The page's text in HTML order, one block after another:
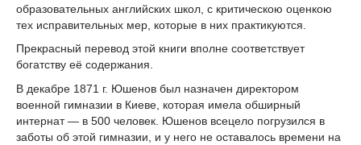
образовательных английских школ, с критическою оценкою
тех исправительных мер, которые в них практикуются.
Прекрасный перевод этой книги вполне соответствует
богатству её содержания.
В декабре 1871 г. Юшенов был назначен директором
военной гимназии в Киеве, которая имела обширный
интернат — в 500 человек. Юшенов всецело погрузился в
заботы об этой гимназии, и у него не оставалось времени на